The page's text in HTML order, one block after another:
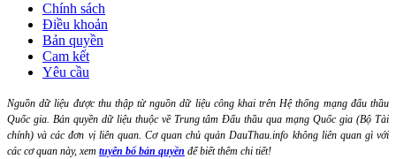
Chính sách
Điều khoản
Bản quyền
Cam kết
Yêu cầu
Nguồn dữ liệu được thu thập từ nguồn dữ liệu công khai trên Hệ thống mạng đấu thầu
Quốc gia. Bản quyền dữ liệu thuộc về Trung tâm Đấu thầu qua mạng Quốc gia (Bộ Tài
chính) và các đơn vị liên quan. Cơ quan chủ quản DauThau.info không liên quan gì với
các cơ quan này, xem tuyên bố bản quyền để biết thêm chi tiết!